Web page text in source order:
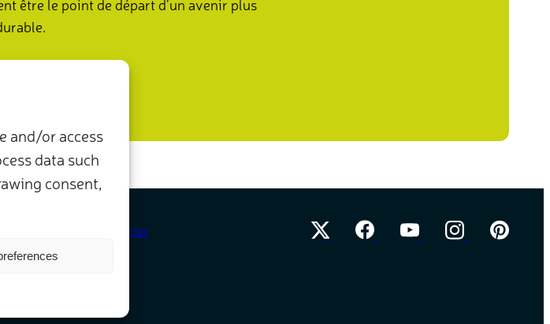
and/or access
data such
consent,
être le point de départ d’un avenir plus
Nous contacter